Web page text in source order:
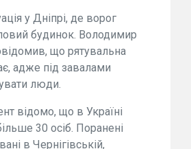
у Дніпрі, де ворог
будинок. Володимир
що рятувальна
адже під завалами
люди.
відомо, що в Україні
30 осіб. Поранені
в Чернігівській,